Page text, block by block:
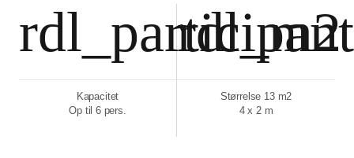
Kapacitet
Op til 6 pers.
rdl_m2
Størrelse 13 m2
4 x 2 m